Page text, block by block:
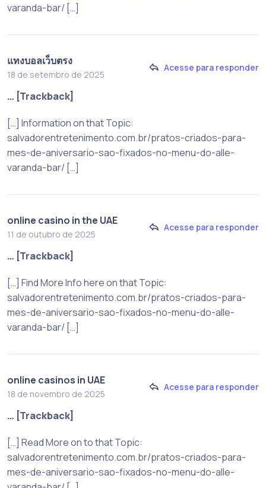
varanda-bar/ […]
แทงบอลเว็บตรง
18 de setembro de 2025
Acesse para responder
… [Trackback]
[…] Information on that Topic:
salvadorentretenimento.com.br/pratos-criados-para-
mes-de-aniversario-sao-fixados-no-menu-do-alle-
varanda-bar/ […]
online casino in the UAE
11 de outubro de 2025
Acesse para responder
… [Trackback]
[…] Find More Info here on that Topic:
salvadorentretenimento.com.br/pratos-criados-para-
mes-de-aniversario-sao-fixados-no-menu-do-alle-
varanda-bar/ […]
online casinos in UAE
18 de novembro de 2025
Acesse para responder
… [Trackback]
[…] Read More on to that Topic:
salvadorentretenimento.com.br/pratos-criados-para-
mes-de-aniversario-sao-fixados-no-menu-do-alle-